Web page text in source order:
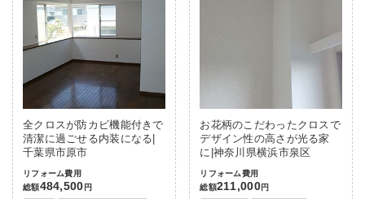
全クロスが防カビ機能付きで
清潔に過ごせる内装になる|
千葉県市原市
リフォーム費用
総額484,500 円
お花柄のこだわったクロスで
デザイン性の高さが光る家
に|神奈川県横浜市泉区
リフォーム費用
総額211,000円